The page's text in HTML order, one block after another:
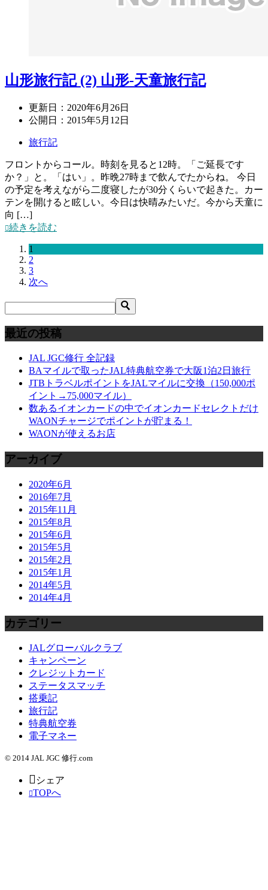
山形旅行記 (2) 山形-天童旅行記
更新日： 2020年6月26日
公開日： 2015年5月12日
旅行記
フロントからコール。時刻を見ると12時。「ご延長です
か？」と。「はい」。昨晩27時まで飲んでたからね。 今日
の予定を考えながら二度寝したが30分くらいで起きた。カー
テンを開けると眩しい。今日は快晴みたいだ。今から天童に
向 […]
続きを読む
1
2
3
次へ
最近の投稿
JAL JGC修行 全記録
BAマイルで取ったJAL特典航空券で大阪1泊2日旅行
JTBトラベルポイントをJALマイルに交換（150,000ポ
イント→75,000マイル）
数あるイオンカードの中でイオンカードセレクトだけ
WAONチャージでポイントが貯まる！
WAONが使えるお店
アーカイブ
2020年6月
2016年7月
2015年11月
2015年8月
2015年6月
2015年5月
2015年2月
2015年1月
2014年5月
2014年4月
カテゴリー
JALグローバルクラブ
キャンペーン
クレジットカード
ステータスマッチ
搭乗記
旅行記
特典航空券
電子マネー
© 2014 JAL JGC 修行.com
シェア
TOPへ